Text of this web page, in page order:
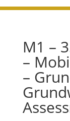
M1 –
–
–